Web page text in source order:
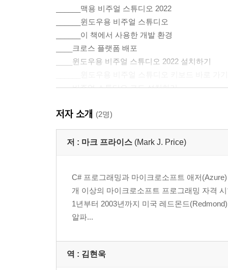
______맥용 비주얼 스튜디오 2022
______윈도우용 비주얼 스튜디오
______이 책에서 사용한 개발 환경
____크로스 플랫폼 배포
____윈도우용 비주얼 스튜디오 2022 설치하기
____비주얼 스튜디오 코드 설치하기
______비주얼 스튜디오 코드 버전 이해하기
______비주얼 스튜디오 코드 키보드 단축키
__.NET 이해하기
____.NET 코어 이해하기
____.NET 로드맵
____.NET 지원
______.NET 런타임과 .NET SDK 버전
______윈도우 개발
저자 소개 (2명)
저 : 마크 프라이스 (Mark J. Price)
C# 프로그래밍과 마이크로소프트 애저
개 이상의 마이크로소프트 프로그래밍 자격
1년부터 2003년까지 미국 레드몬드
알파...
역 : 김현욱